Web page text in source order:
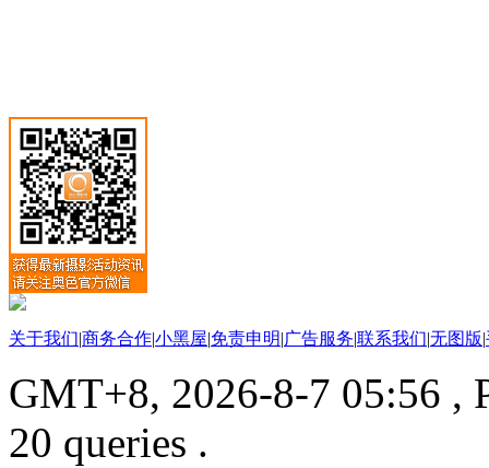
关于我们|商务合作|小黑屋|免责申明|广告服务|联系我们|无图版|
GMT+8, 2026-8-7 05:56 ,
20 queries .